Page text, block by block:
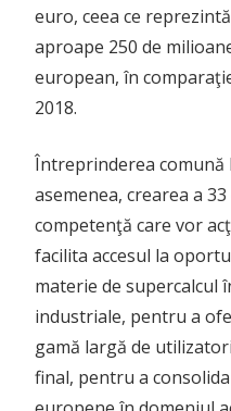
euro, ceea ce
aproape 250 de
european, în
2018.
Întreprinderea comună
asemenea, crearea a
competenţă care vor
facilita accesul la
materie de supercalcul
industriale, pentru a
gamă largă de
final, pentru a